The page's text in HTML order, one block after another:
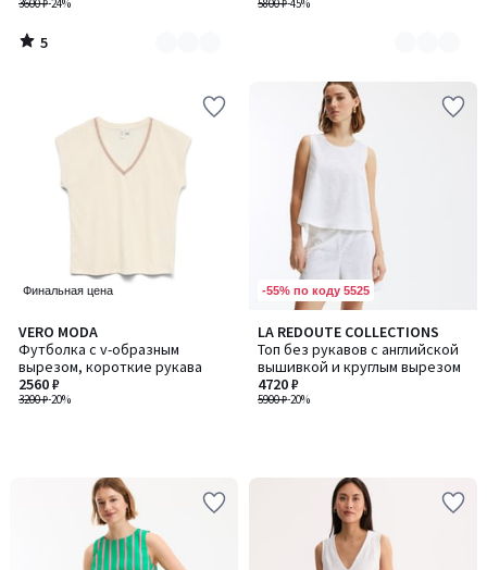
3600 ₽-24%
5
/
5800 ₽-45%
Финальная цена
VERO MODA
Футболка с v-образным
вырезом, короткие рукава
3200 ₽-20%
2560 ₽
-55% по коду 5525
LA REDOUTE COLLECTIONS
Топ без рукавов с английской
вышивкой и круглым вырезом
5900 ₽-20%
4720 ₽